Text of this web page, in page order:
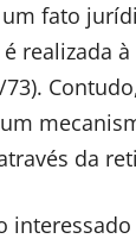
fato
realizada
da